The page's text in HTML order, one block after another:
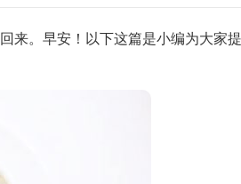
。早安！以下这篇是小编为大家